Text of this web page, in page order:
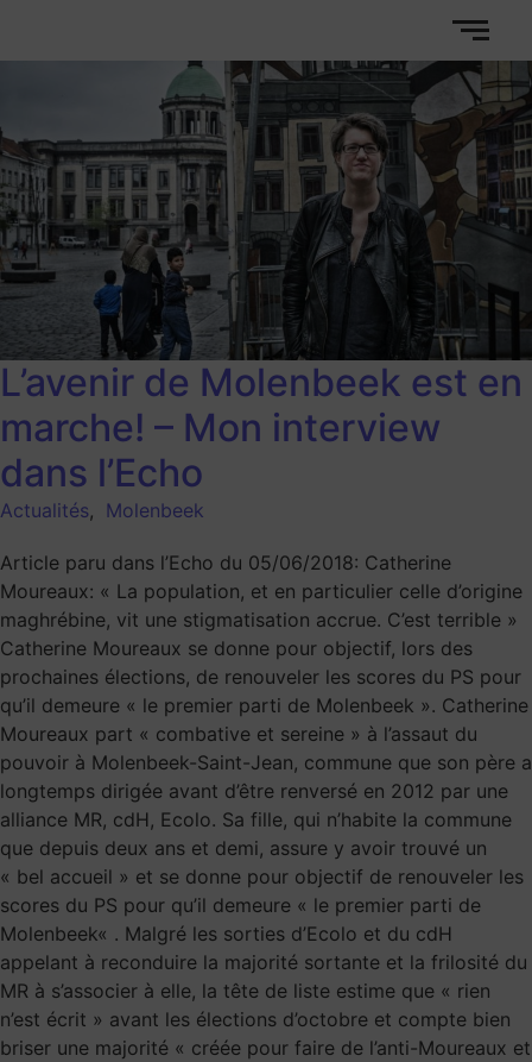
L’avenir de Molenbeek est en
marche! – Mon interview
dans l’Echo
Actualités, Molenbeek
Article paru dans l’Echo du 05/06/2018: Catherine
Moureaux: « La population, et en particulier celle d’origine
maghrébine, vit une stigmatisation accrue. C’est terrible »
Catherine Moureaux se donne pour objectif, lors des
prochaines élections, de renouveler les scores du PS pour
qu’il demeure « le premier parti de Molenbeek ». Catherine
Moureaux part « combative et sereine » à l’assaut du
pouvoir à Molenbeek-Saint-Jean, commune que son père a
longtemps dirigée avant d’être renversé en 2012 par une
alliance MR, cdH, Ecolo. Sa fille, qui n’habite la commune
que depuis deux ans et demi, assure y avoir trouvé un
« bel accueil » et se donne pour objectif de renouveler les
scores du PS pour qu’il demeure « le premier parti de
Molenbeek« . Malgré les sorties d’Ecolo et du cdH
appelant à reconduire la majorité sortante et la frilosité du
MR à s’associer à elle, la tête de liste estime que « rien
n’est écrit » avant les élections d’octobre et compte bien
briser une majorité « créée pour faire de l’anti-Moureaux et